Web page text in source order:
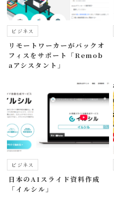
ビジネス
リモートワーカーがバックオ
フィスをサポート「Remob
aアシスタント」
ビジネス
日本のAIスライド資料作成
「イルシル」